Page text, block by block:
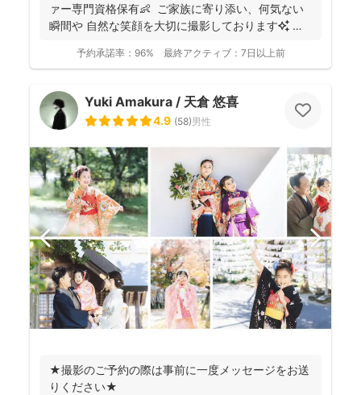
ァー専門資格保有👶 ご家族に寄り添い、何気ない
瞬間や 自然な笑顔を大切に撮影しております✨ ま
予約承諾率： 96% 最終アクティブ： 7日以上前
Yuki Amakura / 天倉 悠喜
4.9 (58)男性
★撮影のご予約の際は事前に一度メッセージをお送
りください★